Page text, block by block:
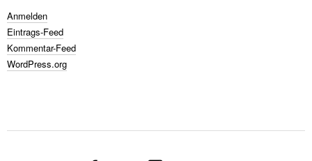
Anmelden
Eintrags-Feed
Kommentar-Feed
WordPress.org